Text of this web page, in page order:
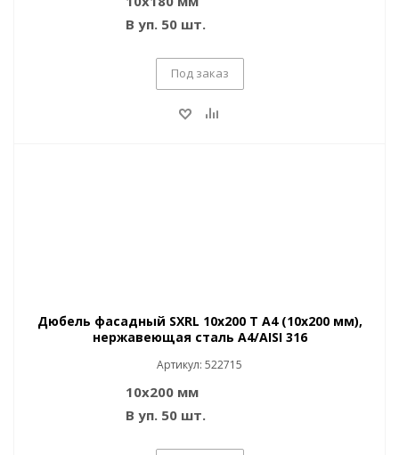
В уп. 50 шт.
Под заказ
Дюбель фасадный SXRL 10x200 T A4 (10x200 мм),
нержавеющая сталь A4/AISI 316
Артикул: 522715
10х200 мм
В уп. 50 шт.